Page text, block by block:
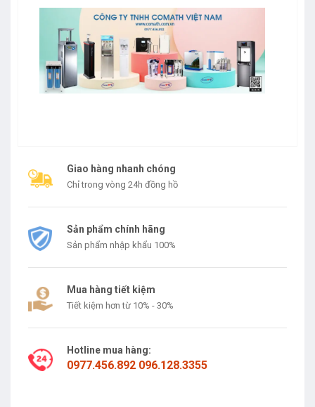
Giao hàng nhanh chóng
Chỉ trong vòng 24h đồng hồ
Sản phẩm chính hãng
Sản phẩm nhập khẩu 100%
Mua hàng tiết kiệm
Tiết kiệm hơn từ 10% - 30%
Hotline mua hàng:
0977.456.892 096.128.3355